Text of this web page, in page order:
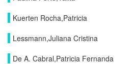
Kuerten Rocha,Patricia
Lessmann,Juliana Cristina
De A. Cabral,Patricia Fernanda